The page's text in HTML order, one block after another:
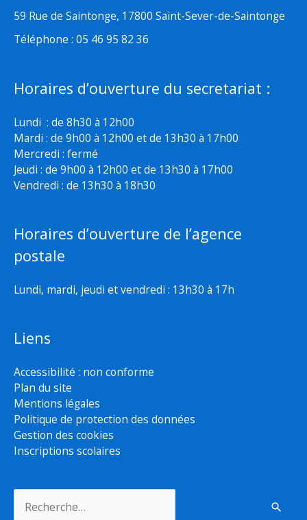
59 Rue de Saintonge, 17800 Saint-Sever-de-Saintonge
Téléphone : 05 46 95 82 36
Horaires d’ouverture du secretariat :
Lundi : de 8h30 à 12h00
Mardi : de 9h00 à 12h00 et de 13h30 à 17h00
Mercredi : fermé
Jeudi : de 9h00 à 12h00 et de 13h30 à 17h00
Vendredi : de 13h30 à 18h30
Horaires d’ouverture de l’agence
postale
Lundi, mardi, jeudi et vendredi : 13h30 à 17h
Liens
Accessibilité : non conforme
Plan du site
Mentions légales
Politique de protection des données
Gestion des cookies
Inscriptions scolaires